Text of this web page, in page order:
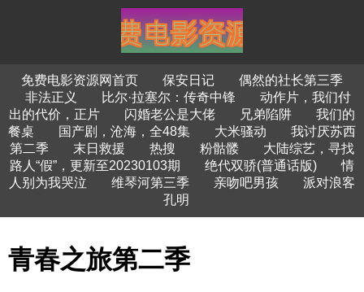
免费电影资源网首页 保安日记
偶然的社长第三季
非法正义
比尔·拉塞尔：传奇中锋
动作片，我们付
出的代价，正片
闪婚老公是大佬 兄弟陷阱
我们的
餐桌
国产剧，沧海，全48集 大米骚动
我讨厌苏西
第二季
末日救援 热搜 粉骷髅
大陆综艺，寻找
路人“假”，更新至20230103期
绝代双骄(普通话版)
情
人别为我哭泣
维琴河第三季 亲吻吧男孩
派对浪客
孔明
青春之旅第二季